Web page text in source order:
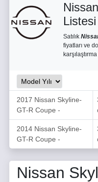
Listesi
Satılık
fiyatları ve
2017 Nissan Skyline-
GT-R Coupe -
2014 Nissan Skyline-
GT-R Coupe -
Nissan